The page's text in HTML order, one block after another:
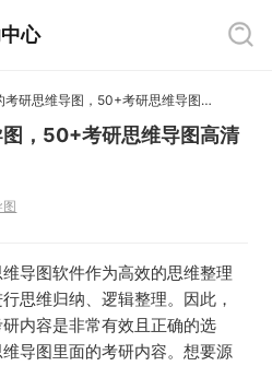
心
值得收藏的考研思维导图，50+考研思维导图高清模板
，50+考研思维导图高清
导图软件作为高效的思维整理
思维归纳、逻辑整理。因此，
内容是非常有效且正确的选
导图里面的考研内容。想要源